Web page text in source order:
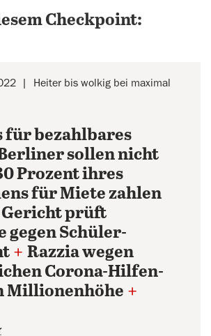
Checkpoint:
Heiter bis wolkig bei maximal
für bezahlbares
sollen nicht
Prozent ihres
für Miete zahlen
Gericht prüft
gegen Schüler-
+ Razzia wegen
Corona-Hilfen-
Millionenhöhe +